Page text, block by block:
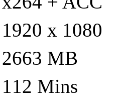
x 1080
MB
Mins